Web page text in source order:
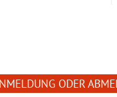
ODER